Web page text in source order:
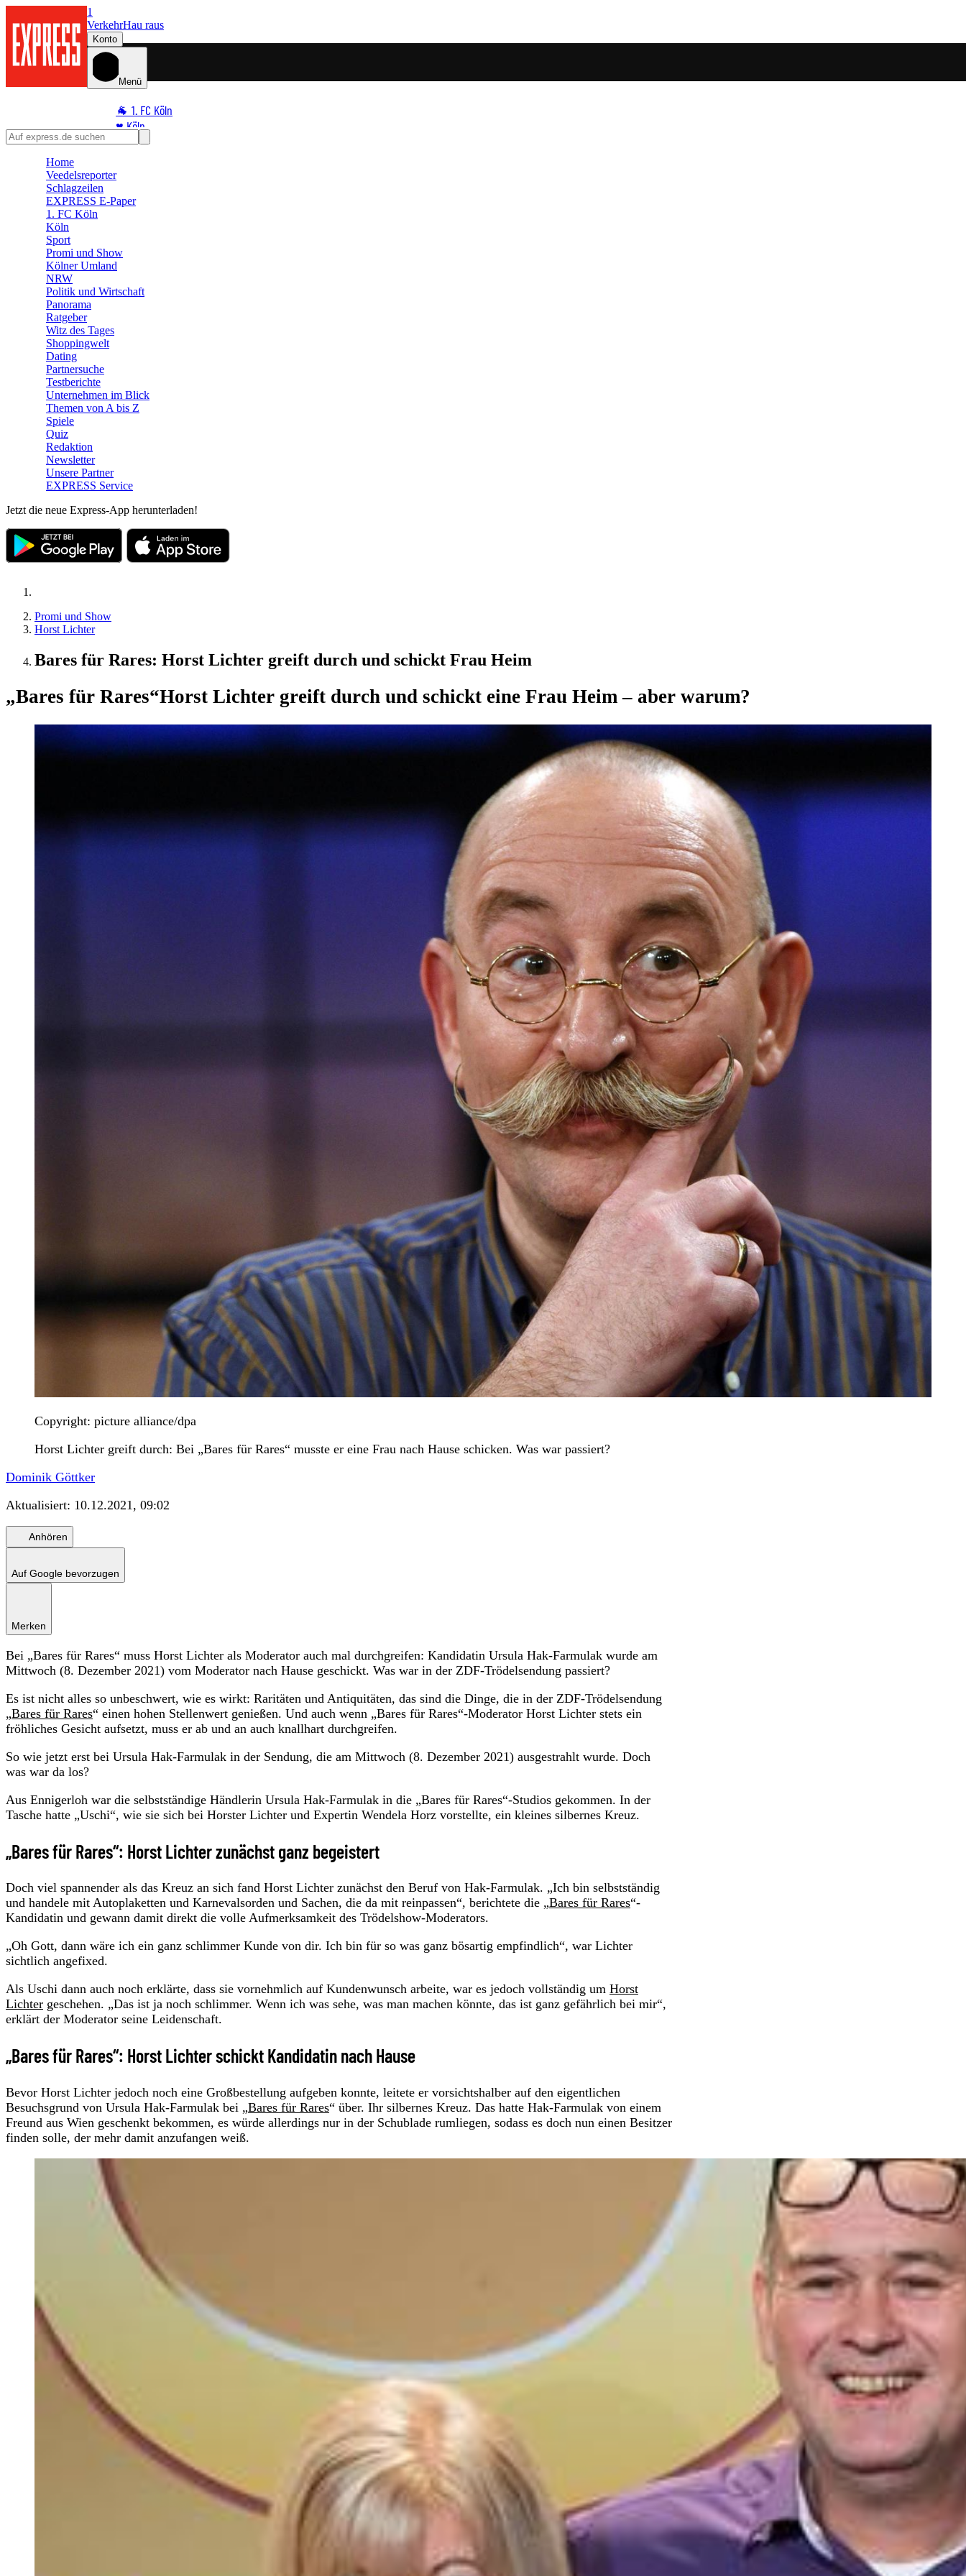
1
VerkehrHau raus
Konto
Menü
🐐 1. FC Köln
♥️ Köln
⭐ Promi
🛒 Shoppingwelt
🧩 Spiele
Home
Veedelsreporter
Schlagzeilen
EXPRESS E-Paper
1. FC Köln
Köln
Sport
Promi und Show
Kölner Umland
NRW
Politik und Wirtschaft
Panorama
Ratgeber
Witz des Tages
Shoppingwelt
Dating
Partnersuche
Testberichte
Unternehmen im Blick
Themen von A bis Z
Spiele
Quiz
Redaktion
Newsletter
Unsere Partner
EXPRESS Service
Jetzt die neue Express-App herunterladen!
Promi und Show
Horst Lichter
Bares für Rares: Horst Lichter greift durch und schickt Frau Heim
„Bares für Rares“Horst Lichter greift durch und schickt eine Frau Heim – aber warum?
Copyright: picture alliance/dpa
Horst Lichter greift durch: Bei „Bares für Rares“ musste er eine Frau nach Hause schicken. Was war passiert?
Dominik Göttker
Aktualisiert: 10.12.2021, 09:02
Anhören
Auf Google bevorzugen
Merken
Bei „Bares für Rares“ muss Horst Lichter als Moderator auch mal durchgreifen: Kandidatin Ursula Hak-Farmulak wurde am
Mittwoch (8. Dezember 2021) vom Moderator nach Hause geschickt. Was war in der ZDF-Trödelsendung passiert?
Es ist nicht alles so unbeschwert, wie es wirkt: Raritäten und Antiquitäten, das sind die Dinge, die in der ZDF-Trödelsendung
„Bares für Rares“ einen hohen Stellenwert genießen. Und auch wenn „Bares für Rares“-Moderator Horst Lichter stets ein
fröhliches Gesicht aufsetzt, muss er ab und an auch knallhart durchgreifen.
So wie jetzt erst bei Ursula Hak-Farmulak in der Sendung, die am Mittwoch (8. Dezember 2021) ausgestrahlt wurde. Doch
was war da los?
Aus Ennigerloh war die selbstständige Händlerin Ursula Hak-Farmulak in die „Bares für Rares“-Studios gekommen. In der
Tasche hatte „Uschi“, wie sie sich bei Horster Lichter und Expertin Wendela Horz vorstellte, ein kleines silbernes Kreuz.
„Bares für Rares“: Horst Lichter zunächst ganz begeistert
Doch viel spannender als das Kreuz an sich fand Horst Lichter zunächst den Beruf von Hak-Farmulak. „Ich bin selbstständig
und handele mit Autoplaketten und Karnevalsorden und Sachen, die da mit reinpassen“, berichtete die „Bares für Rares“-
Kandidatin und gewann damit direkt die volle Aufmerksamkeit des Trödelshow-Moderators.
„Oh Gott, dann wäre ich ein ganz schlimmer Kunde von dir. Ich bin für so was ganz bösartig empfindlich“, war Lichter
sichtlich angefixed.
Als Uschi dann auch noch erklärte, dass sie vornehmlich auf Kundenwunsch arbeite, war es jedoch vollständig um Horst
Lichter geschehen. „Das ist ja noch schlimmer. Wenn ich was sehe, was man machen könnte, das ist ganz gefährlich bei mir“,
erklärt der Moderator seine Leidenschaft.
„Bares für Rares“: Horst Lichter schickt Kandidatin nach Hause
Bevor Horst Lichter jedoch noch eine Großbestellung aufgeben konnte, leitete er vorsichtshalber auf den eigentlichen
Besuchsgrund von Ursula Hak-Farmulak bei „Bares für Rares“ über. Ihr silbernes Kreuz. Das hatte Hak-Farmulak von einem
Freund aus Wien geschenkt bekommen, es würde allerdings nur in der Schublade rumliegen, sodass es doch nun einen Besitzer
finden solle, der mehr damit anzufangen weiß.